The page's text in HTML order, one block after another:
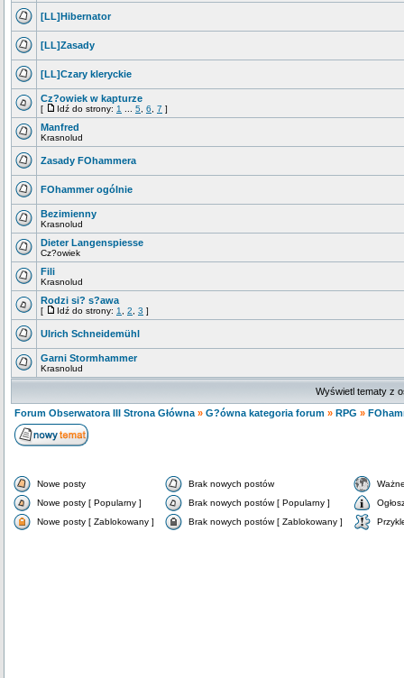
[LL]Hibernator
[LL]Zasady
[LL]Czary kleryckie
Cz?owiek w kapturze
[ Idź do strony: 1 5 6 7 ]
Manfred
Krasnolud
Zasady FOhammera
FOhammer ogólnie
Bezimienny
Krasnolud
Dieter Langenspiesse
Cz?owiek
Fili
Krasnolud
Rodzi si? s?awa
[ Idź do strony: 1 2 3 ]
Ulrich Schneidemühl
Garni Stormhammer
Krasnolud
Wyświetl tematy z
Forum Obserwatora III Strona Główna » G?ówna kategoria forum » RPG »
Nowe posty Brak nowych postów
Nowe posty [ Popularny ]
Brak nowych postów [ Popularny ]
Nowe posty [ Zablokowany ]
Brak nowych postów [ Zablokowany ]